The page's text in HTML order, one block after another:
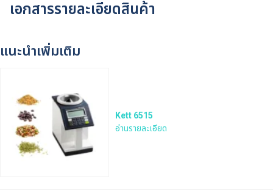
เอกสารรายละเอียดสินค้า
แนะนำเพิ่มเติม
Kett 6515
อ่านรายละเอียด